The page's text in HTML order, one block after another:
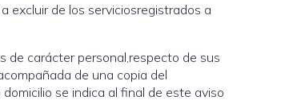
excluir de los serviciosregistrados a
de carácter personal,respecto de sus
de una copia del
se indica al final de este aviso